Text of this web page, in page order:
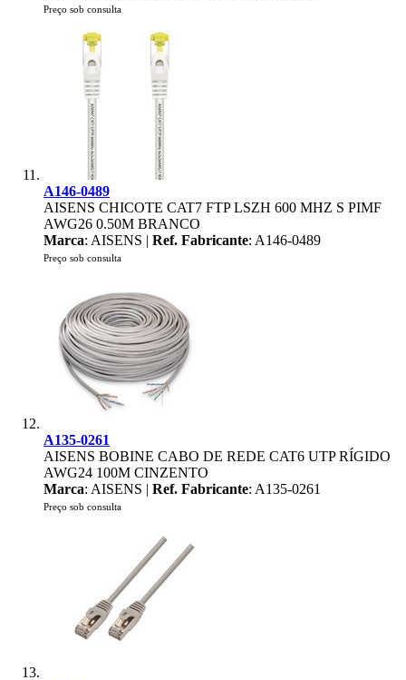
Preço sob consulta
A146-0489
AISENS CHICOTE CAT7 FTP LSZH 600 MHZ S PIMF
AWG26 0.50M BRANCO
Marca: AISENS | Ref. Fabricante: A146-0489
Preço sob consulta
A135-0261
AISENS BOBINE CABO DE REDE CAT6 UTP RÍGIDO
AWG24 100M CINZENTO
Marca: AISENS | Ref. Fabricante: A135-0261
Preço sob consulta